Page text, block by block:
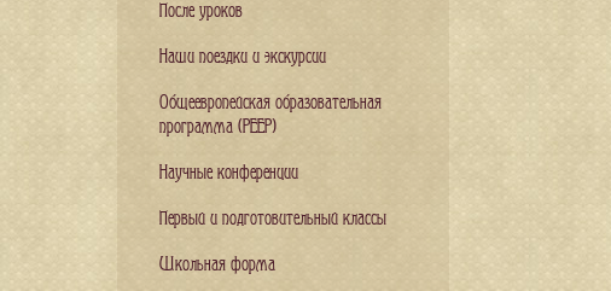
После уроков
Наши поездки и экскурсии
Общеевропейская образовательная
программа (PEEP)
Научные конференции
Первый и подготовительный классы
Школьная форма